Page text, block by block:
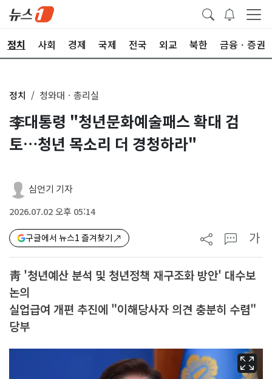
정치 사회 경제 국제 전국 외교 북한 금융ㆍ증권
정치 청와대ㆍ총리실
李대통령 "청년문화예술패스 확대 검
토…청년 목소리 더 경청하라"
심언기 기자
2026.07.02 오후 05:14
구글에서 뉴스1 즐겨찾기 가
靑 '청년예산 분석 및 청년정책 재구조화 방안' 대수보
논의
실업급여 개편 추진에 "이해당사자 의견 충분히 수렴"
당부